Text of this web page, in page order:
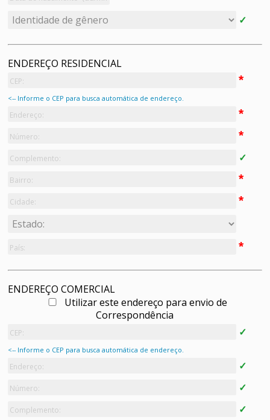
ENDEREÇO RESIDENCIAL
<-- Informe o CEP para busca automática de endereço.
ENDEREÇO COMERCIAL
Utilizar este endereço para envio de
Correspondência
<-- Informe o CEP para busca automática de endereço.